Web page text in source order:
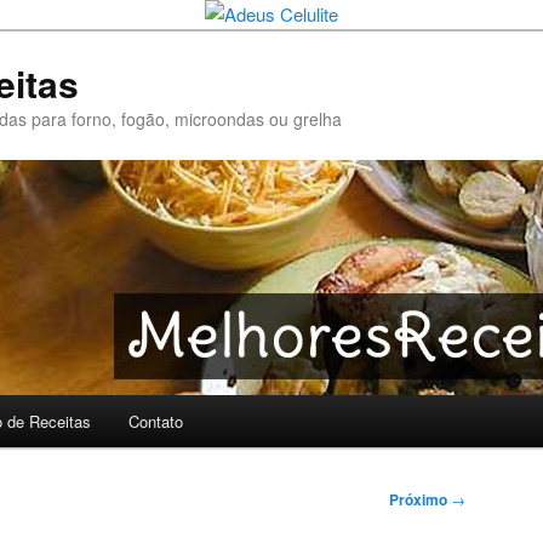
para forno, fogão, microondas ou grelha
de Receitas Contato
Próximo →